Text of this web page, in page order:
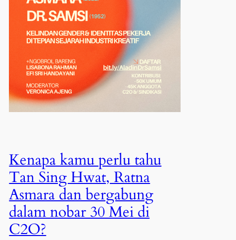
Kenapa kamu perlu tahu
Tan Sing Hwat, Ratna
Asmara dan bergabung
dalam nobar 30 Mei di
C2O?